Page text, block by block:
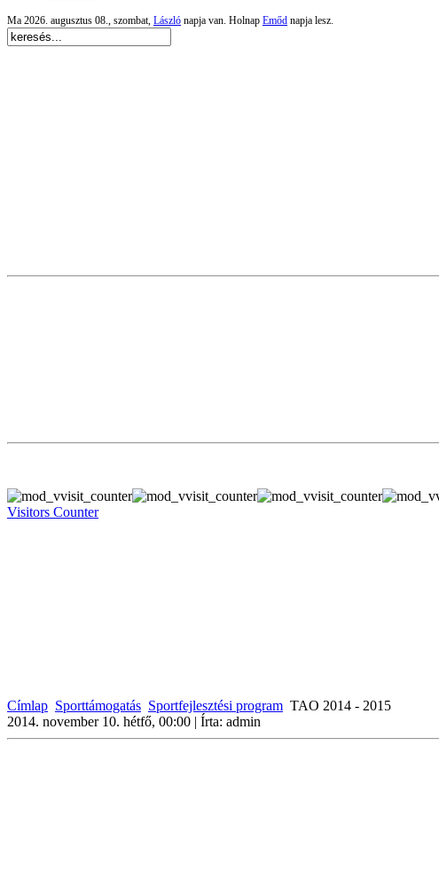
Ma 2026. augusztus 08., szombat, László napja van. Holnap Emőd napja lesz.
Visitors Counter
Címlap Sporttámogatás Sportfejlesztési program TAO 2014 - 2015
2014. november 10. hétfő, 00:00 | Írta: admin